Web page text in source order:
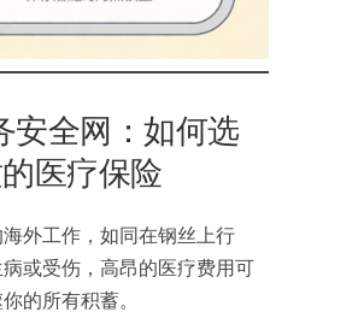
安全网：如何选
医疗保险
外工作，如同在钢丝上行
或受伤，高昂的医疗费用可
的所有积蓄。